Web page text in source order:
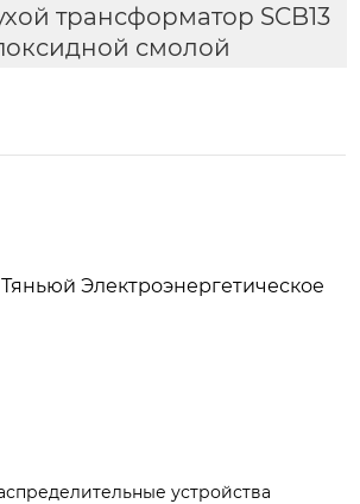
трансформатор SCB13
смолой
Электроэнергетическое
устройства